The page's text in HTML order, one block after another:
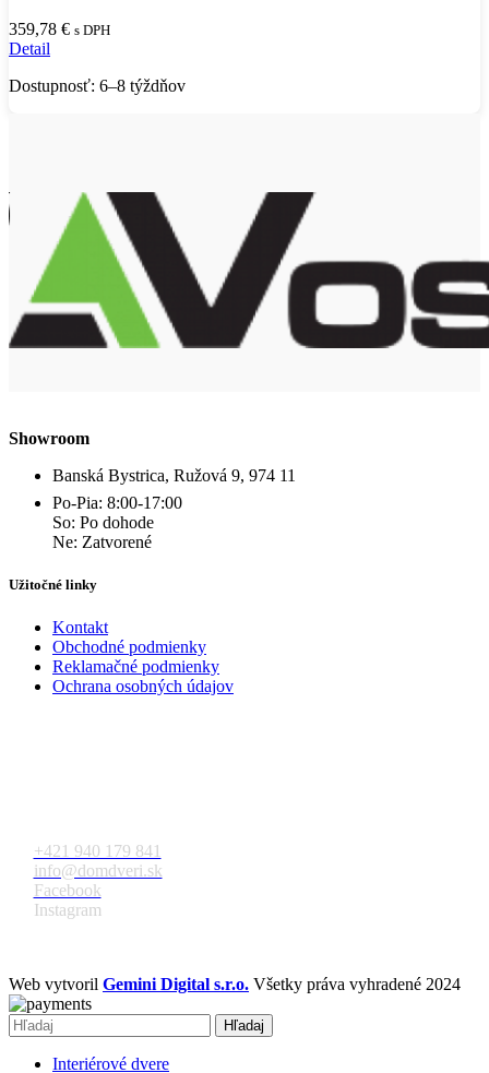
359,78 € s DPH
Detail
Dostupnosť: 6–8 týždňov
Showroom
Banská Bystrica, Ružová 9, 974 11
Po-Pia: 8:00-17:00
So: Po dohode
Ne: Zatvorené
Užitočné linky
Kontakt
Obchodné podmienky
Reklamačné podmienky
Ochrana osobných údajov
+421 940 179 841
info@domdveri.sk
Facebook
Instagram
Web vytvoril Gemini Digital s.r.o. Všetky práva vyhradené 2024
Hľadaj
Interiérové dvere